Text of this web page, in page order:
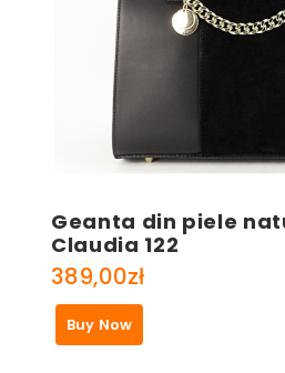
Geanta din piele
Claudia 122
389,00zł
Buy Now